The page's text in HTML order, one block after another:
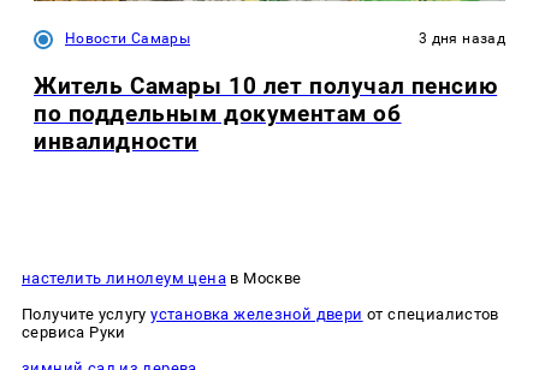
Новости Самары 3 дня назад
Житель Самары 10 лет получал пенсию
по поддельным документам об
инвалидности
настелить линолеум ценав Москве
Получите услугуустановка железной двери от специалистов
сервиса Руки